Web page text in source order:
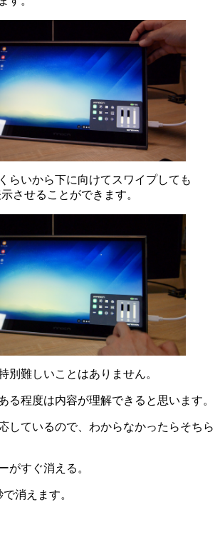
らいから下に向けてスワイプしても
させることができます。
別難しいことはありません。
る程度は内容が理解できると思います。
しているので、わからなかったらそちら
がすぐ消える。
消えます。